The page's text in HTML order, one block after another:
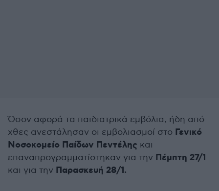
Όσον αφορά τα παιδιατρικά εμβόλια, ήδη από
χθες ανεστάλησαν οι εμβολιασμοί στο Γενικό
Νοσοκομείο Παίδων Πεντέλης και
επαναπρογραμματίστηκαν για την Πέμπτη 27/1
και για την Παρασκευή 28/1.